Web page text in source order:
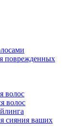
поврежденных
волос
волос
сияния ваших